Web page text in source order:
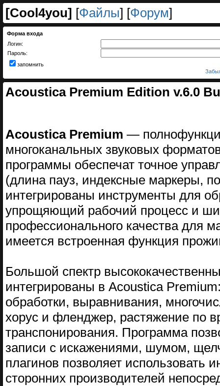
[Cool4you] [Файлы] [Форум]
Форма входа
Логин:
Пароль:
запомнить
Acoustica Premium Edition v.6.0
Acoustica Premium —
многоканальных звуковых
программы обеспечат точное
(длина пауз, индексные маркеры,
интегрированы инструменты для
упрощяющий рабочий процесс и
профессионального качества для
имеется встроенная функция
Большой спектр
интегрированы в Acoustica
обработки, выравнивания,
хорус и фленджер, растяжение по
транспонирования. Программа
записи с искажениями, шумом,
плагинов позволяет использовать
сторонних производителей